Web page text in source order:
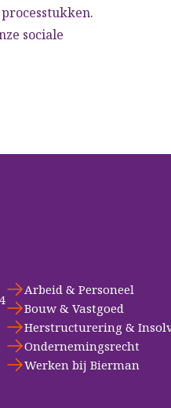
sociale
Arbeid & Personeel
Bouw & Vastgoed
Herstructurering &
Ondernemingsrecht
Werken bij Bierman